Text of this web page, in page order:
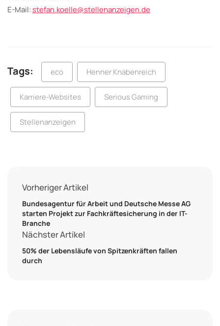
E-Mail:stefan.koelle@stellenanzeigen.de
Tags: eco Henner Knabenreich
Karriere-Websites Serious Gaming
Stellenanzeigen
Vorheriger Artikel
Bundesagentur für Arbeit und Deutsche Messe AG
starten Projekt zur Fachkräftesicherung in der IT-
Branche
Nächster Artikel
50% der Lebensläufe von Spitzenkräften fallen
durch